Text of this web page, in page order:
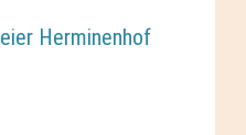
Herminenhof